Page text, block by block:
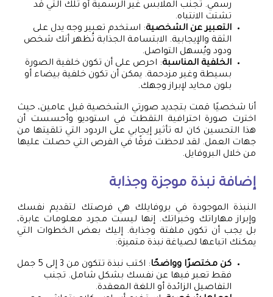
رسمي. تجنب الملابس غير الرسمية أو تلك التي قد
تشتت الانتباه.
التعبير عن الشخصية: استخدم تعبير وجه يدل على
الثقة والإيجابية. الابتسامة الجذابة تُظهر أنك شخص
ودود ويُسهل التواصل.
الخلفية المناسبة: احرص على أن تكون خلفية الصورة
بسيطة وغير مزدحمة. يمكن أن تكون خلفية بيضاء أو
بلون محايد لإبراز وجهك.
أنا شخصيًا قمت بتجديد صورتي الشخصية قبل عامين، حيث
اخترت صورة احترافية التقطت في استوديو وأحسست أن
هذا التحسين كان له تأثير إيجابي على الردود التي تلقيتها من
جهات العمل. لقد لاحظت فرقًا في الفرص التي حصلت عليها
من خلال البروفايل.
إضافة نبذة موجزة وجذابة
النبذة الموجودة في بروفايلك هي فرصتك لتقديم نفسك
وإبراز مهاراتك وخبراتك. إنها ليست مجرد معلومات عابرة،
بل يجب أن تكون ملفتة وجذابة. إليك بعض الخطوات التي
يمكنك اتباعها لصياغة نبذة متميزة:
كن مختصرًا وواضحًا
: اكتب نبذة تتكون من 3 إلى 5 جمل
فقط تعبر فيها عن نفسك بشكل شامل. تجنب
التفاصيل الزائدة أو اللغة المعقدة.